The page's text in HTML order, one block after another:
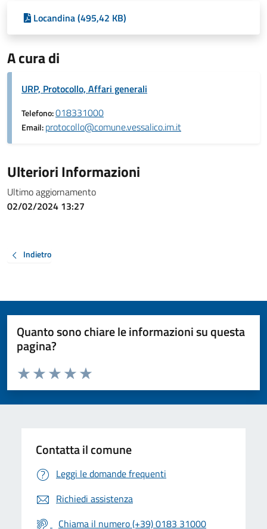
Locandina (495,42 KB)
A cura di
URP, Protocollo, Affari generali
Telefono:018331000
Email:protocollo@comune.vessalico.im.it
Ulteriori Informazioni
Ultimo aggiornamento
02/02/2024 13:27
Indietro
Quanto sono chiare le informazioni su questa
pagina?
Valuta da 1 a 5 stelle la pagina
Valuta 5 stelle su 5
Valuta 4 stelle su 5
Valuta 3 stelle su 5
Valuta 2 stelle su 5
Valuta 1 stelle su 5
Contatta il comune
Leggi le domande frequenti
Richiedi assistenza
Chiama il numero (+39) 0183 31000